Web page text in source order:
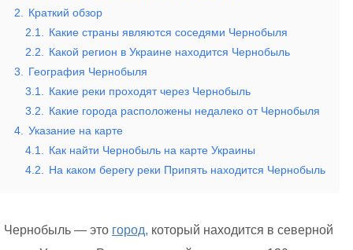
2.
Краткий обзор
2.1.
Какие страны являются соседями Чернобыля
2.2.
Какой регион в Украине находится Чернобыль
3.
География Чернобыля
3.1.
Какие реки проходят через Чернобыль
3.2.
Какие города расположены недалеко от Чернобыля
4.
Указание на карте
4.1.
Как найти Чернобыль на карте Украины
4.2.
На каком берегу реки Припять находится Чернобыль
Чернобыль — это город, который находится в северной